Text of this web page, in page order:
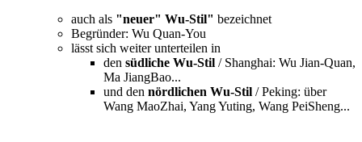
auch als "neuer" Wu-Stil" bezeichnet
Begründer: Wu Quan-You
lässt sich weiter unterteilen in
den südliche Wu-Stil / Shanghai: Wu Jian-Quan,
Ma JiangBao...
und den nördlichen Wu-Stil / Peking: über
Wang MaoZhai, Yang Yuting, Wang PeiSheng...